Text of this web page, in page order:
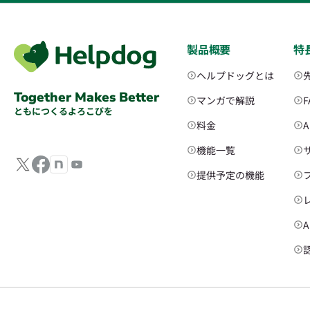
Together Makes Better
ともにつくるよろこびを
製品概要
ヘルプドッグとは
マンガで解説
料金
機能一覧
提供予定の機能
特